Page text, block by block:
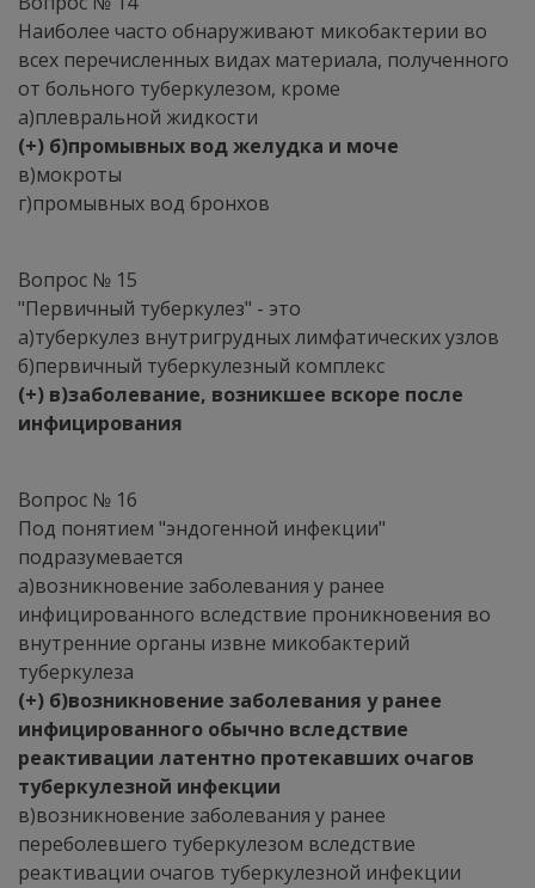
Наиболее часто обнаруживают микобактерии во
всех перечисленных видах материала, полученного
от больного туберкулезом, кроме
а)плевральной жидкости
(+) б)промывных вод желудка и моче
в)мокроты
г)промывных вод бронхов
Вопрос № 15
"Первичный туберкулез" - это
а)туберкулез внутригрудных лимфатических узлов
б)первичный туберкулезный комплекс
(+) в)заболевание, возникшее вскоре после
инфицирования
Вопрос № 16
Под понятием "эндогенной инфекции"
подразумевается
а)возникновение заболевания у ранее
инфицированного вследствие проникновения во
внутренние органы извне микобактерий
туберкулеза
(+) б)возникновение заболевания у ранее
инфицированного обычно вследствие
реактивации латентно протекавших очагов
туберкулезной инфекции
в)возникновение заболевания у ранее
переболевшего туберкулезом вследствие
реактивации очагов туберкулезной инфекции